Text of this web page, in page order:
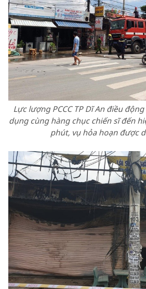
Lực lượng PCCC TP Dĩ An điều
dụng cùng hàng chục chiến sĩ đến
phút, vụ hỏa hoạn được